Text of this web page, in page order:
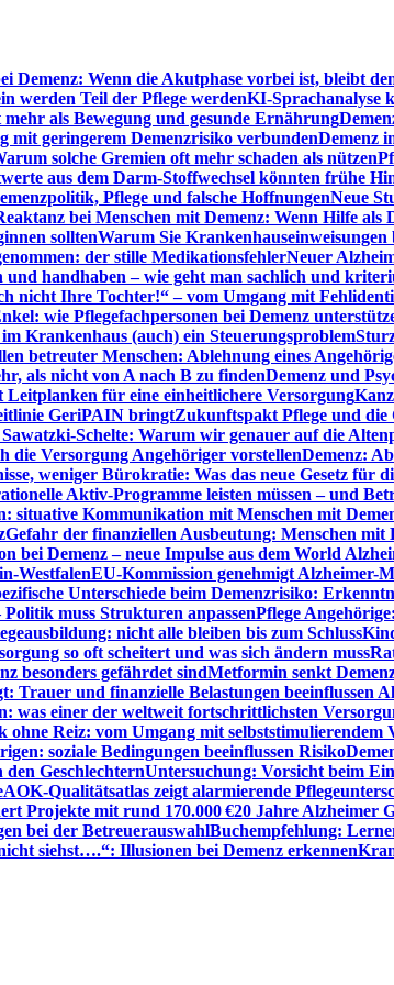
Demenz: Wenn die Akutphase vorbei ist, bleibt
werden Teil der Pflege werdenKI-Sprachanalyse
als Bewegung und gesunde Ernährung
mit geringerem Demenzrisiko verbundenDemenz
solche Gremien oft mehr schaden als nützen
aus dem Darm-Stoffwechsel könnten frühe
Pflege und falsche HoffnungenNeue
bei Menschen mit Demenz: Wenn Hilfe
solltenWarum Sie Krankenhauseinweisungen
der stille MedikationsfehlerNeuer
und handhaben – wie geht man sachlich und
nicht Ihre Tochter!“ – vom Umgang mit
wie Pflegefachpersonen bei Demenz
Krankenhaus (auch) ein Steuerungsproblem
betreuter Menschen: Ablehnung eines
als nicht von A nach B zu findenDemenz und
für eine einheitlichere Versorgung
GeriPAIN bringtZukunftspakt Pflege und die
Schelte: Warum wir genauer auf die
die Versorgung Angehöriger vorstellenDemenz:
weniger Bürokratie: Was das neue Gesetz für
Aktiv-Programme leisten müssen – und
situative Kommunikation mit Menschen mit
Gefahr der finanziellen Ausbeutung: Menschen mit
bei Demenz – neue Impulse aus dem World
WestfalenEU-Kommission genehmigt Alzheimer-
Unterschiede beim Demenzrisiko:
muss Strukturen anpassenPflege
nicht alle bleiben bis zum Schluss
so oft scheitert und was sich ändern muss
besonders gefährdet sindMetformin senkt
Trauer und finanzielle Belastungen beeinflussen
was einer der weltweit fortschrittlichsten
ohne Reiz: vom Umgang mit selbststimulierendem
soziale Bedingungen beeinflussen Risiko
GeschlechternUntersuchung: Vorsicht beim
AOK-Qualitätsatlas zeigt alarmierende
Projekte mit rund 170.000 €20 Jahre Alzheimer
bei der BetreuerauswahlBuchempfehlung:
siehst….“: Illusionen bei Demenz erkennen